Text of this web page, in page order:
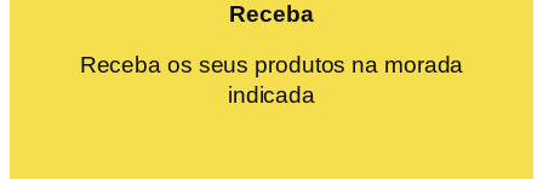
Receba
Receba os seus produtos na morada
indicada